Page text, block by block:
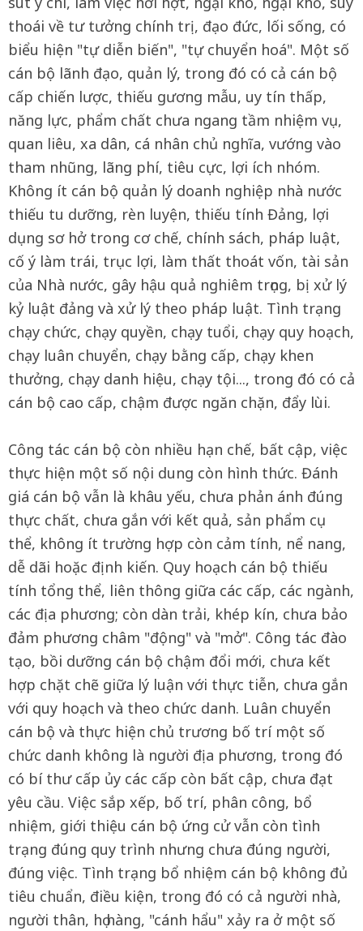
thoái về tư tưởng chính trị, đạo đức, lối sống, có
biểu hiện "tự diễn biến", "tự chuyển hoá". Một số
cán bộ lãnh đạo, quản lý, trong đó có cả cán bộ
cấp chiến lược, thiếu gương mẫu, uy tín thấp,
năng lực, phẩm chất chưa ngang tầm nhiệm vụ,
quan liêu, xa dân, cá nhân chủ nghĩa, vướng vào
tham nhũng, lãng phí, tiêu cực, lợi ích nhóm.
Không ít cán bộ quản lý doanh nghiệp nhà nước
thiếu tu dưỡng, rèn luyện, thiếu tính Đảng, lợi
dụng sơ hở trong cơ chế, chính sách, pháp luật,
cố ý làm trái, trục lợi, làm thất thoát vốn, tài sản
của Nhà nước, gây hậu quả nghiêm trọng, bị xử lý
kỷ luật đảng và xử lý theo pháp luật. Tình trạng
chạy chức, chạy quyền, chạy tuổi, chạy quy hoạch,
chạy luân chuyển, chạy bằng cấp, chạy khen
thưởng, chạy danh hiệu, chạy tội..., trong đó có cả
cán bộ cao cấp, chậm được ngăn chặn, đẩy lùi.
Công tác cán bộ còn nhiều hạn chế, bất cập, việc
thực hiện một số nội dung còn hình thức. Đánh
giá cán bộ vẫn là khâu yếu, chưa phản ánh đúng
thực chất, chưa gắn với kết quả, sản phẩm cụ
thể, không ít trường hợp còn cảm tính, nể nang,
dễ dãi hoặc định kiến. Quy hoạch cán bộ thiếu
tính tổng thể, liên thông giữa các cấp, các ngành,
các địa phương; còn dàn trải, khép kín, chưa bảo
đảm phương châm "động" và "mở". Công tác đào
tạo, bồi dưỡng cán bộ chậm đổi mới, chưa kết
hợp chặt chẽ giữa lý luận với thực tiễn, chưa gắn
với quy hoạch và theo chức danh. Luân chuyển
cán bộ và thực hiện chủ trương bố trí một số
chức danh không là người địa phương, trong đó
có bí thư cấp ủy các cấp còn bất cập, chưa đạt
yêu cầu. Việc sắp xếp, bố trí, phân công, bổ
nhiệm, giới thiệu cán bộ ứng cử vẫn còn tình
trạng đúng quy trình nhưng chưa đúng người,
đúng việc. Tình trạng bổ nhiệm cán bộ không đủ
tiêu chuẩn, điều kiện, trong đó có cả người nhà,
người thân, họ hàng, "cánh hẩu" xảy ra ở một số